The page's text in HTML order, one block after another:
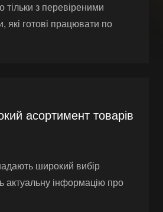
з перевіреними
які готові працювати по
асортимент товарів
широкий вибір
актуальну інформацію про